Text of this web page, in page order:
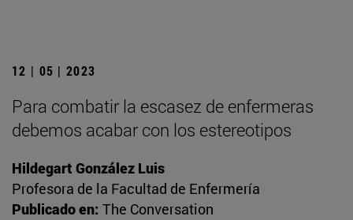
12 | 05 | 2023
Para combatir la escasez de enfermeras
debemos acabar con los estereotipos
Hildegart González Luis
Profesora de la Facultad de Enfermería
Publicado en: The Conversation